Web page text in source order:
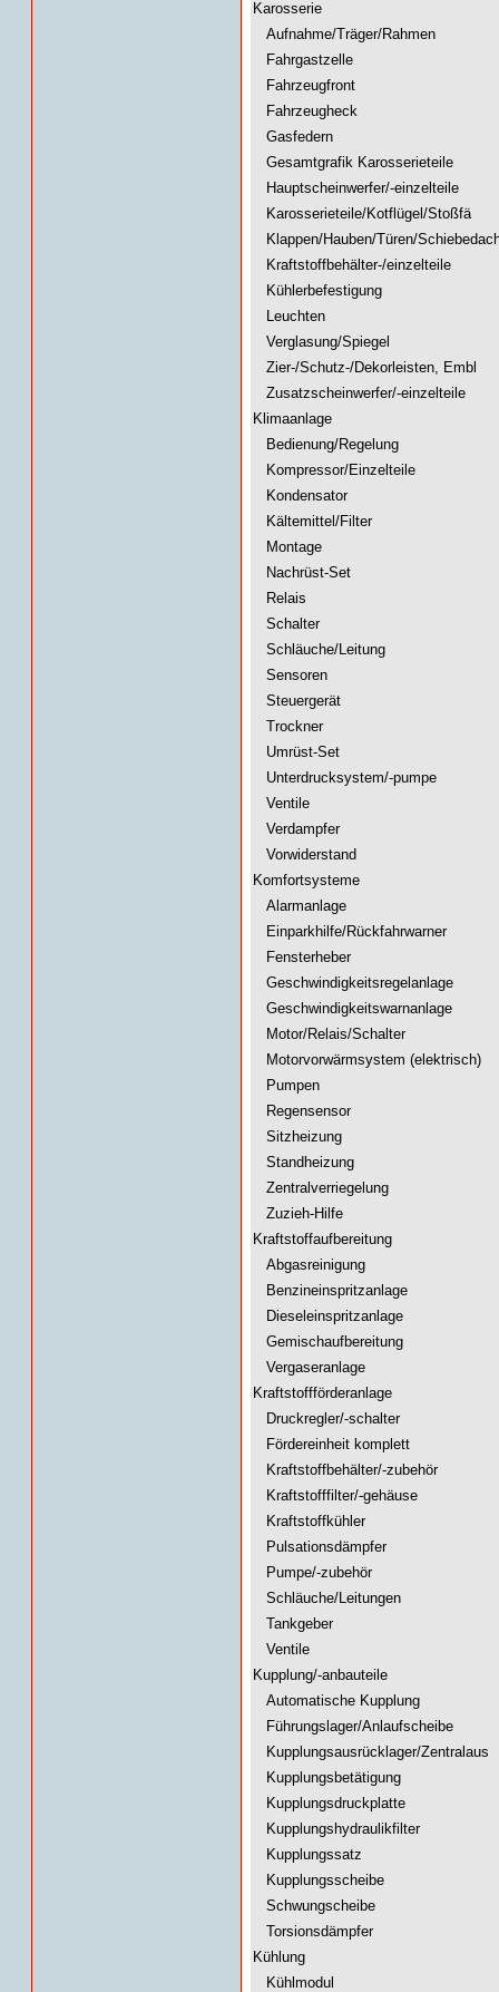
Karosserie
Aufnahme/Träger/Rahmen
Fahrgastzelle
Fahrzeugfront
Fahrzeugheck
Gasfedern
Gesamtgrafik Karosserieteile
Hauptscheinwerfer/-einzelteile
Karosserieteile/Kotflügel/Stoßfä
Klappen/Hauben/Türen/
Kraftstoffbehälter-/einzelteile
Kühlerbefestigung
Leuchten
Verglasung/Spiegel
Zier-/Schutz-/Dekorleisten, Embl
Zusatzscheinwerfer/-einzelteile
Klimaanlage
Bedienung/Regelung
Kompressor/Einzelteile
Kondensator
Kältemittel/Filter
Montage
Nachrüst-Set
Relais
Schalter
Schläuche/Leitung
Sensoren
Steuergerät
Trockner
Umrüst-Set
Unterdrucksystem/-pumpe
Ventile
Verdampfer
Vorwiderstand
Komfortsysteme
Alarmanlage
Einparkhilfe/Rückfahrwarner
Fensterheber
Geschwindigkeitsregelanlage
Geschwindigkeitswarnanlage
Motor/Relais/Schalter
Motorvorwärmsystem (elektrisch)
Pumpen
Regensensor
Sitzheizung
Standheizung
Zentralverriegelung
Zuzieh-Hilfe
Kraftstoffaufbereitung
Abgasreinigung
Benzineinspritzanlage
Dieseleinspritzanlage
Gemischaufbereitung
Vergaseranlage
Kraftstoffförderanlage
Druckregler/-schalter
Fördereinheit komplett
Kraftstoffbehälter/-zubehör
Kraftstofffilter/-gehäuse
Kraftstoffkühler
Pulsationsdämpfer
Pumpe/-zubehör
Schläuche/Leitungen
Tankgeber
Ventile
Kupplung/-anbauteile
Automatische Kupplung
Führungslager/Anlaufscheibe
Kupplungsausrücklager/Zentralaus
Kupplungsbetätigung
Kupplungsdruckplatte
Kupplungshydraulikfilter
Kupplungssatz
Kupplungsscheibe
Schwungscheibe
Torsionsdämpfer
Kühlung
Kühlmodul